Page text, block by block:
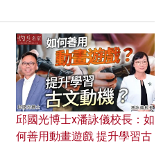
邱國光博士x潘詠儀校長：如
何善用動畫遊戲 提升學習古